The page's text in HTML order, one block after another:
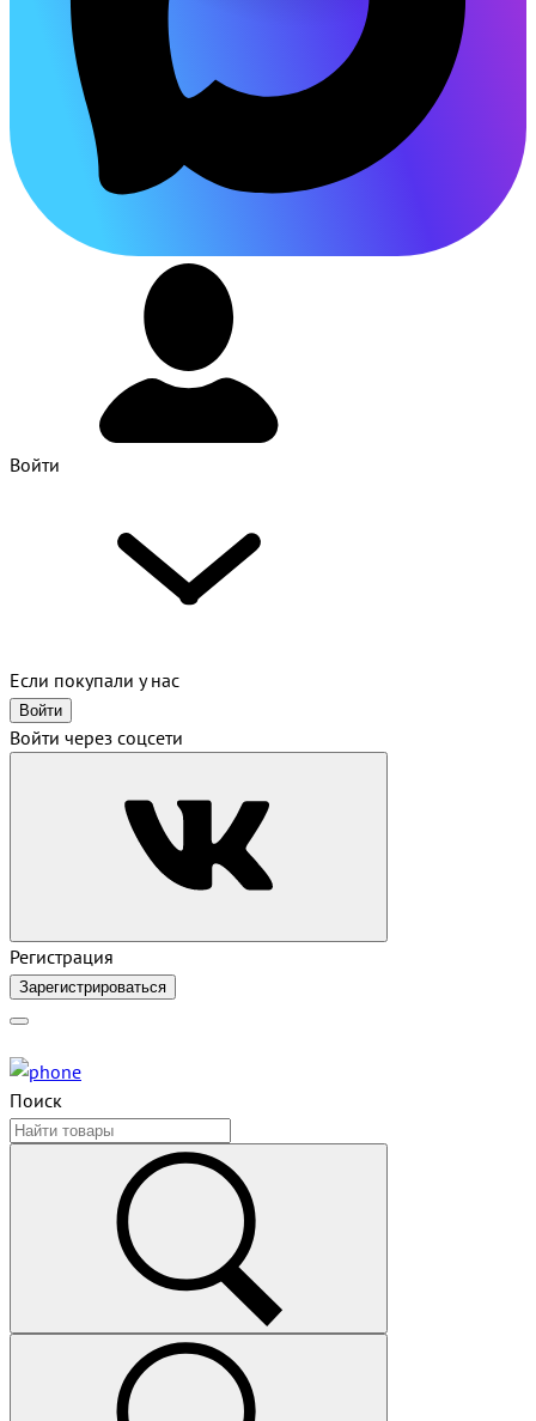
Войти
Если покупали у нас
Войти
Войти через соцсети
Регистрация
Зарегистрироваться
Поиск